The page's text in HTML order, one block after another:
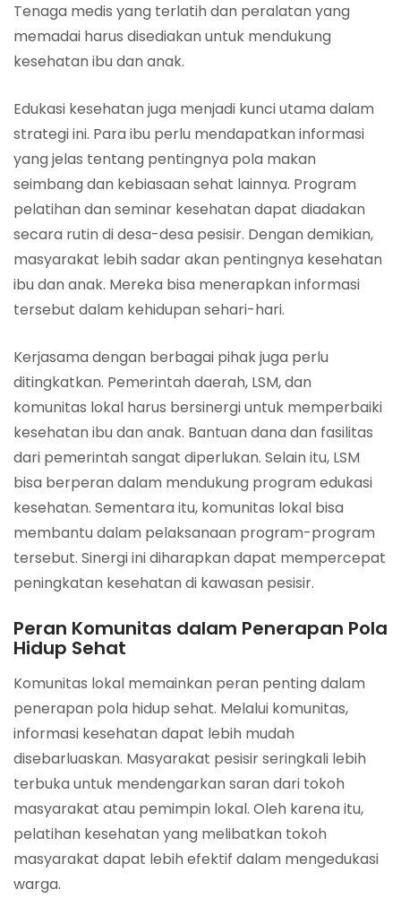
Tenaga medis yang terlatih dan peralatan yang
memadai harus disediakan untuk mendukung
kesehatan ibu dan anak.
Edukasi kesehatan juga menjadi kunci utama dalam
strategi ini. Para ibu perlu mendapatkan informasi
yang jelas tentang pentingnya pola makan
seimbang dan kebiasaan sehat lainnya. Program
pelatihan dan seminar kesehatan dapat diadakan
secara rutin di desa-desa pesisir. Dengan demikian,
masyarakat lebih sadar akan pentingnya kesehatan
ibu dan anak. Mereka bisa menerapkan informasi
tersebut dalam kehidupan sehari-hari.
Kerjasama dengan berbagai pihak juga perlu
ditingkatkan. Pemerintah daerah, LSM, dan
komunitas lokal harus bersinergi untuk memperbaiki
kesehatan ibu dan anak. Bantuan dana dan fasilitas
dari pemerintah sangat diperlukan. Selain itu, LSM
bisa berperan dalam mendukung program edukasi
kesehatan. Sementara itu, komunitas lokal bisa
membantu dalam pelaksanaan program-program
tersebut. Sinergi ini diharapkan dapat mempercepat
peningkatan kesehatan di kawasan pesisir.
Peran Komunitas dalam Penerapan Pola
Hidup Sehat
Komunitas lokal memainkan peran penting dalam
penerapan pola hidup sehat. Melalui komunitas,
informasi kesehatan dapat lebih mudah
disebarluaskan. Masyarakat pesisir seringkali lebih
terbuka untuk mendengarkan saran dari tokoh
masyarakat atau pemimpin lokal. Oleh karena itu,
pelatihan kesehatan yang melibatkan tokoh
masyarakat dapat lebih efektif dalam mengedukasi
warga.